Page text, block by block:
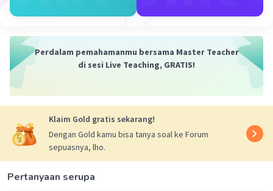
Beri Rating·0.0(0) Balas
Iklan
Perdalam pemahamanmu bersama Master Teacher
di sesi Live Teaching, GRATIS!
Klaim Gold gratis sekarang!
Dengan Gold kamu bisa tanya soal ke Forum
sepuasnya, lho.
Pertanyaan serupa